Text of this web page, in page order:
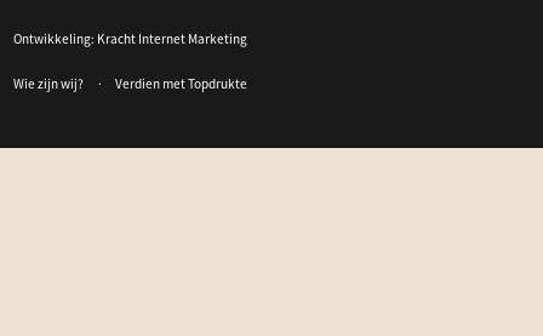
Ontwikkeling: Kracht Internet Marketing
Wie zijn wij? Verdien met Topdrukte